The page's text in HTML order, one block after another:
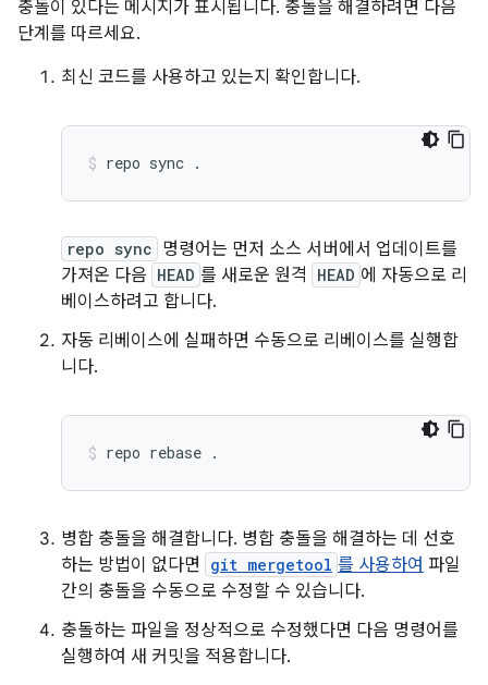
충돌이 있다는 메시지가 표시됩니다. 충돌을 해결하려면 다음
단계를 따르세요.
최신 코드를 사용하고 있는지 확인합니다.
repo sync .
repo sync 명령어는 먼저 소스 서버에서 업데이트를
가져온 다음 HEAD 를 새로운 원격 HEAD 에 자동으로 리
베이스하려고 합니다.
자동 리베이스에 실패하면 수동으로 리베이스를 실행합
니다.
repo rebase .
병합 충돌을 해결합니다. 병합 충돌을 해결하는 데 선호
하는 방법이 없다면
git mergetool 를 사용하여 파일
간의 충돌을 수동으로 수정할 수 있습니다.
충돌하는 파일을 정상적으로 수정했다면 다음 명령어를
실행하여 새 커밋을 적용합니다.